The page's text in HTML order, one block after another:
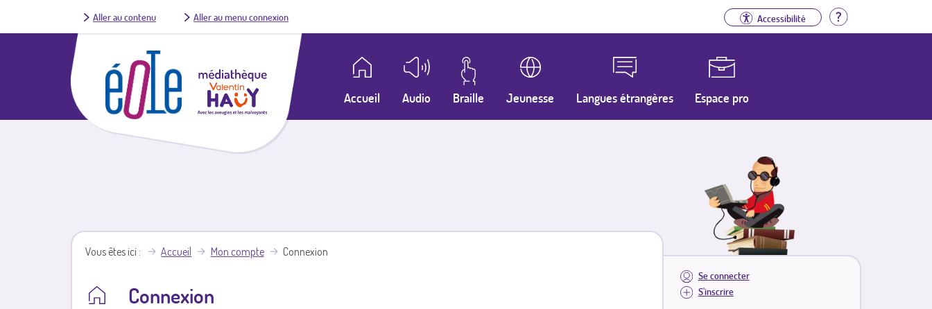
Aller au contenu Aller au menu connexion Accessibilité Aide
Accueil Audio Braille Jeunesse Langues étrangères Espace pro
Se connecter
S'inscrire
Vous êtes ici Accueil Mon compte Connexion
Connexion